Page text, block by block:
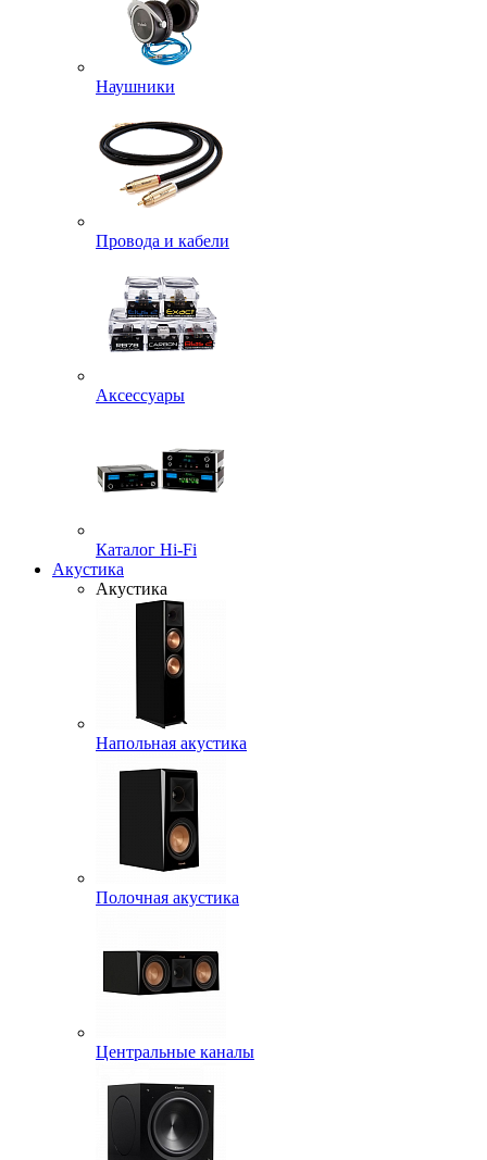
Наушники
Провода и кабели
Аксессуары
Каталог Hi-Fi
Акустика
Акустика
Напольная акустика
Полочная акустика
Центральные каналы